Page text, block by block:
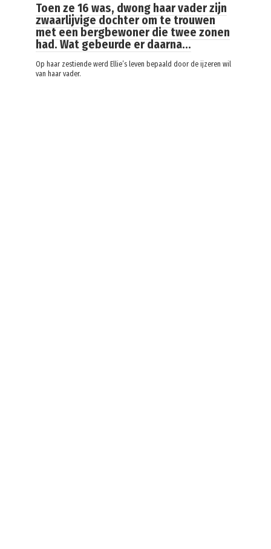
Toen ze 16 was, dwong haar vader zijn
zwaarlijvige dochter om te trouwen
met een bergbewoner die twee zonen
had. Wat gebeurde er daarna…
Op haar zestiende werd Ellie’s leven bepaald door de ijzeren wil
van haar vader.